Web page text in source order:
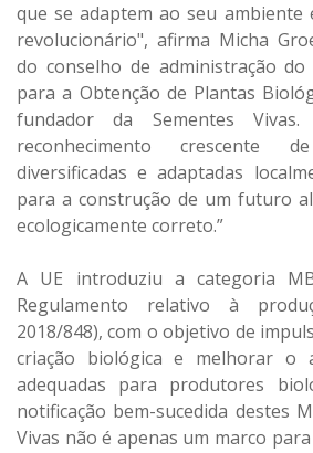
que se adaptem ao seu ambiente
revolucionário", afirma Micha
do conselho de administração do
para a Obtenção de Plantas
fundador da Sementes
reconhecimento crescente
diversificadas e adaptadas
para a construção de um futuro
ecologicamente correto.”
A UE introduziu a categoria
Regulamento relativo à
2018/848), com o objetivo de
criação biológica e melhorar o
adequadas para produtores
notificação bem-sucedida destes
Vivas não é apenas um marco